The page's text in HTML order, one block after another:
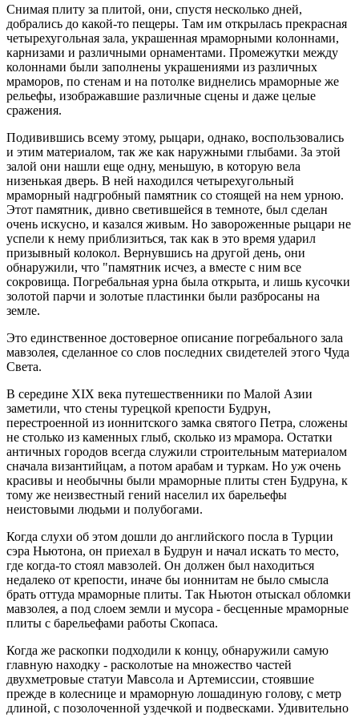
Снимая плиту за плитой, они, спустя несколько дней,
добрались до какой-то пещеры. Там им открылась прекрасная
четырeхугольная зала, украшенная мраморными колоннами,
карнизами и различными орнаментами. Промежутки между
колоннами были заполнены украшениями из различных
мраморов, по стенам и на потолке виднелись мраморные же
рельефы, изображавшие различные сцены и даже целые
сражения.
Подивившись всему этому, рыцари, однако, воспользовались
и этим материалом, так же как наружными глыбами. За этой
залой они нашли ещe одну, меньшую, в которую вела
низенькая дверь. В ней находился четырeхугольный
мраморный надгробный памятник со стоящей на нeм урною.
Этот памятник, дивно светившейся в темноте, был сделан
очень искусно, и казался живым. Но завороженные рыцари не
успели к нему приблизиться, так как в это время ударил
призывный колокол. Вернувшись на другой день, они
обнаружили, что "памятник исчез, а вместе с ним все
сокровища. Погребальная урна была открыта, и лишь кусочки
золотой парчи и золотые пластинки были разбросаны на
земле.
Это единственное достоверное описание погребального зала
мавзолея, сделанное со слов последних свидетелей этого Чуда
Света.
В середине XIX века путешественники по Малой Азии
заметили, что стены турецкой крепости Будрун,
перестроенной из ионнитского замка святого Петра, сложены
не столько из каменных глыб, сколько из мрамора. Остатки
античных городов всегда служили строительным материалом
сначала византийцам, а потом арабам и туркам. Но уж очень
красивы и необычны были мраморные плиты стен Будруна, к
тому же неизвестный гений населил их барельефы
неистовыми людьми и полубогами.
Когда слухи об этом дошли до английского посла в Турции
сэра Ньютона, он приехал в Будрун и начал искать то место,
где когда-то стоял мавзолей. Он должен был находиться
недалеко от крепости, иначе бы ионнитам не было смысла
брать оттуда мраморные плиты. Так Ньютон отыскал обломки
мавзолея, а под слоем земли и мусора - бесценные мраморные
плиты с барельефами работы Скопаса.
Когда же раскопки подходили к концу, обнаружили самую
главную находку - расколотые на множество частей
двухметровые статуи Мавсола и Артемиссии, стоявшие
прежде в колеснице и мраморную лошадиную голову, с метр
длиной, с позолоченной уздечкой и подвесками. Удивительно